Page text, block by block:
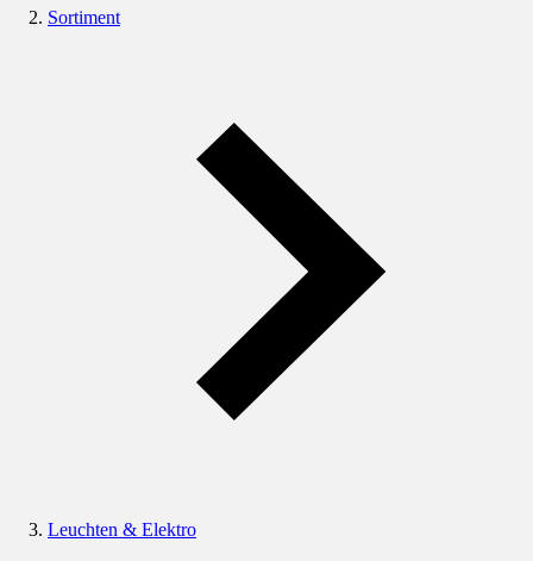
Sortiment
Leuchten & Elektro